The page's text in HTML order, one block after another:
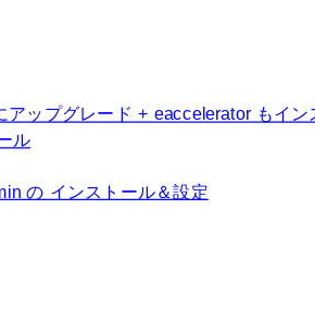
アップグレード + eaccelerator もイン
ル
の インストール＆設定